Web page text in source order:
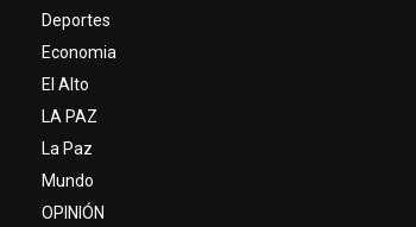
Deportes
Economia
El Alto
LA PAZ
La Paz
Mundo
OPINIÓN